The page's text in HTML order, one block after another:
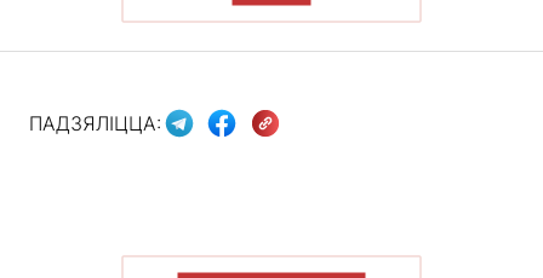
ПАДЗЯЛІЦЦА: